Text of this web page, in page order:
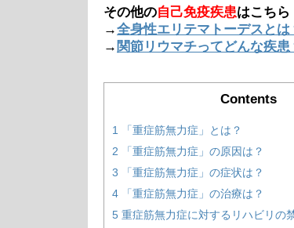
その他の自己免疫疾患はこちら
→全身性エリテマトーデスと
→ 関節リウマチってどんな疾
Contents
1
「重症筋無力症」とは？
2 「重症筋無力症」の原因は？
3 「重症筋無力症」の症状は？
4 「重症筋無力症」の治療は？
5 重症筋無力症に対するリハビリの